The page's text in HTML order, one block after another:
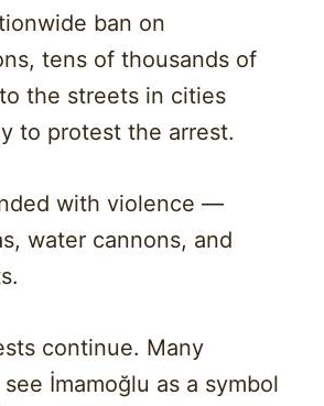
ban on
tens of thousands of
the streets in cities
to protest the arrest.
with violence —
water cannons, and
continue. Many
İmamoğlu as a symbol